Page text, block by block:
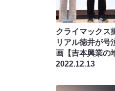
クライマックス
リアル徳井が号
画【吉本興業の
2022.12.13